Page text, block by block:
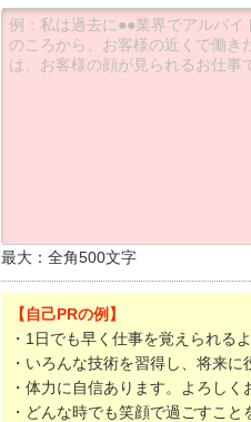
最大：全角500文字
【自己PRの例】
・1日でも早く仕事を覚えられる
・いろんな技術を習得し、将来
・体力に自信あります。よろしく
・どんな時でも笑顔で過ごすこ